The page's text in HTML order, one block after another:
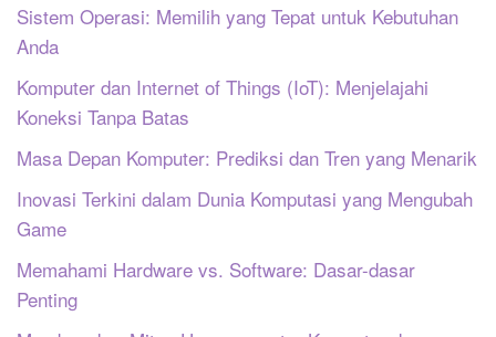
Sistem Operasi: Memilih yang Tepat untuk Kebutuhan
Anda
Komputer dan Internet of Things (IoT): Menjelajahi
Koneksi Tanpa Batas
Masa Depan Komputer: Prediksi dan Tren yang Menarik
Inovasi Terkini dalam Dunia Komputasi yang Mengubah
Game
Memahami Hardware vs. Software: Dasar-dasar
Penting